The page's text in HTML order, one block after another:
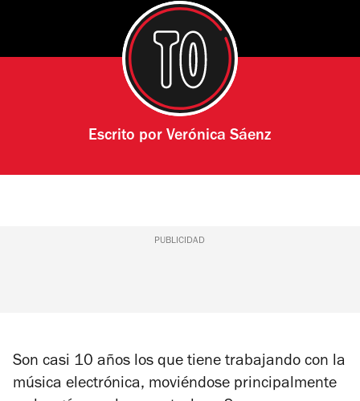
Escrito por Verónica Sáenz
PUBLICIDAD
Son casi 10 años los que tiene trabajando con la
música electrónica, moviéndose principalmente